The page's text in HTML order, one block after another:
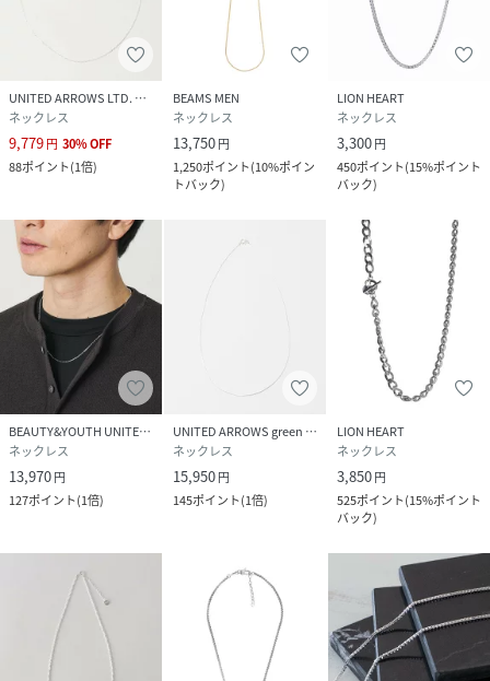
UNITED ARROWS LTD. OUTLET
ネックレス
9,779円 30%OFF
88ポイント(1倍)
BEAMS MEN
ネックレス
13,750円
1,250ポイント(10%ポイン
トバック)
LION HEART
ネックレス
3,300円
450ポイント(15%ポイント
バック)
BEAUTY&YOUTH UNITED ARROWS
ネックレス
13,970円
127ポイント(1倍)
UNITED ARROWS green label relaxing
ネックレス
15,950円
145ポイント(1倍)
LION HEART
ネックレス
3,850円
525ポイント(15%ポイント
バック)